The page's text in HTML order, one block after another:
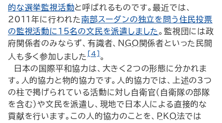
的な選挙監視活動と呼ばれるものです。最近では、
2011年に行われた南部スーダンの独立を問う住民投票
の監視活動に15名の文民を派遣しました 。監視団には政
府関係者のみならず、有識者、
NGO 関係者といった民間
人も多く参加しました
[4] 。
日本の国際平和協力は、大きく2つの形態に分かれま
す。人的協力と物的協力です。人的協力では、上述の3つ
の柱で掲げられている活動に対し自衛官（自衛隊の部隊
を含む）や文民を派遣し、現地で日本人による直接的な
貢献を行います。この人的協力のことを、
PKO法では